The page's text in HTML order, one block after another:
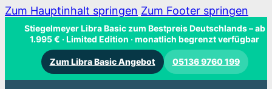
Zum Hauptinhalt springen Zum Footer springen
Stiegelmeyer Libra Basic zum Bestpreis Deutschlands– ab
1.995 € · Limited Edition · monatlich begrenzt verfügbar
Zum Libra Basic Angebot 05136 9760 199